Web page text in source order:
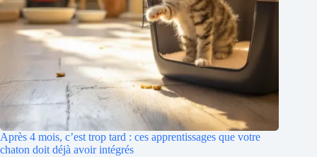
Après 4 mois, c’est trop tard : ces apprentissages que votre
chaton doit déjà avoir intégrés